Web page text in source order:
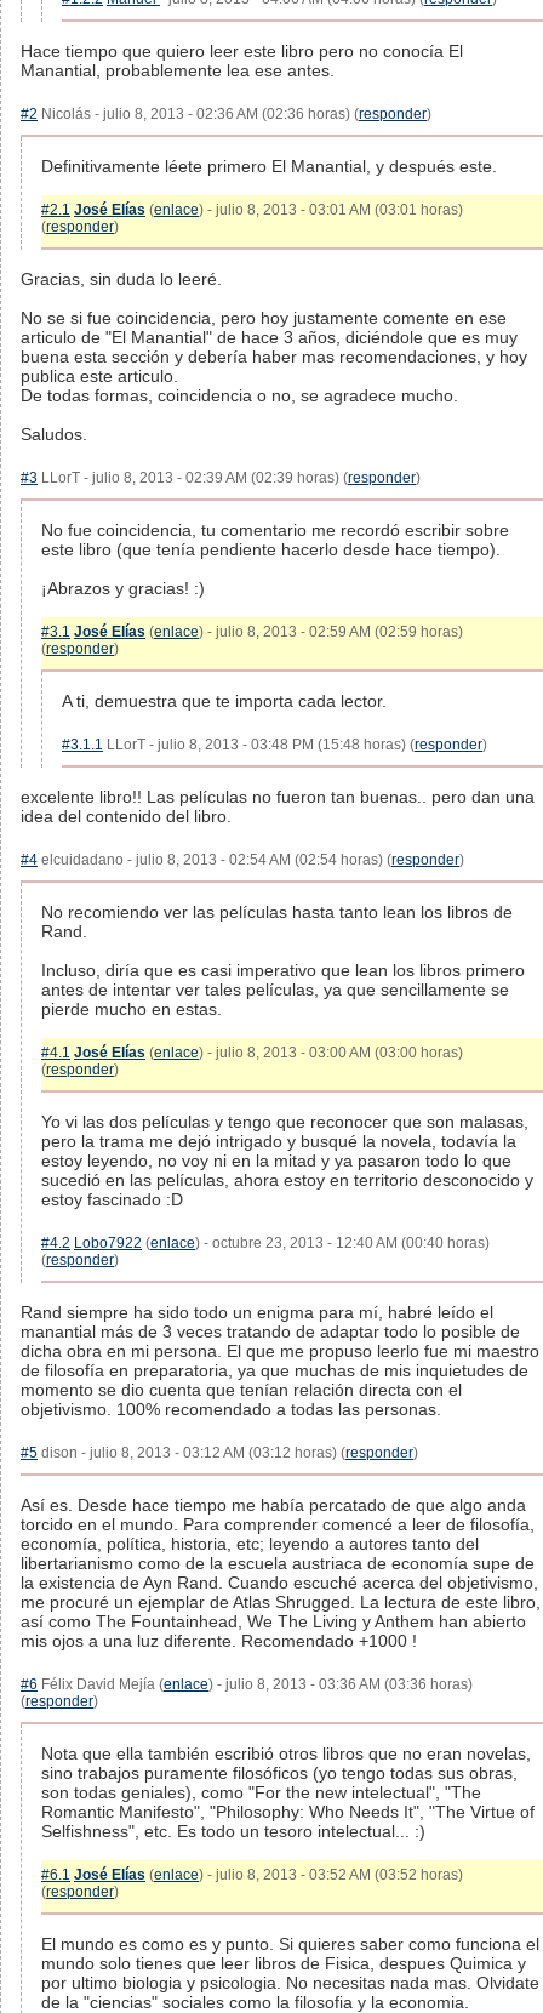
Hace tiempo que quiero leer este libro pero no conocía El
Manantial, probablemente lea ese antes.
#2 Nicolás - julio 8, 2013 - 02:36 AM (02:36 horas) (responder)
Definitivamente léete primero El Manantial, y después este.
#2.1 José Elías (enlace) - julio 8, 2013 - 03:01 AM (03:01 horas)
(responder)
Gracias, sin duda lo leeré.
No se si fue coincidencia, pero hoy justamente comente en ese
articulo de "El Manantial" de hace 3 años, diciéndole que es muy
buena esta sección y debería haber mas recomendaciones, y hoy
publica este articulo.
De todas formas, coincidencia o no, se agradece mucho.
Saludos.
#3 LLorT - julio 8, 2013 - 02:39 AM (02:39 horas) (responder)
No fue coincidencia, tu comentario me recordó escribir sobre
este libro (que tenía pendiente hacerlo desde hace tiempo).
¡Abrazos y gracias! :)
#3.1 José Elías (enlace) - julio 8, 2013 - 02:59 AM (02:59 horas)
(responder)
A ti, demuestra que te importa cada lector.
#3.1.1 LLorT - julio 8, 2013 - 03:48 PM (15:48 horas) (responder)
excelente libro!! Las películas no fueron tan buenas.. pero dan una
idea del contenido del libro.
#4 elcuidadano - julio 8, 2013 - 02:54 AM (02:54 horas) (responder)
No recomiendo ver las películas hasta tanto lean los libros de
Rand.
Incluso, diría que es casi imperativo que lean los libros primero
antes de intentar ver tales películas, ya que sencillamente se
pierde mucho en estas.
#4.1 José Elías (enlace) - julio 8, 2013 - 03:00 AM (03:00 horas)
(responder)
Yo vi las dos películas y tengo que reconocer que son malasas,
pero la trama me dejó intrigado y busqué la novela, todavía la
estoy leyendo, no voy ni en la mitad y ya pasaron todo lo que
sucedió en las películas, ahora estoy en territorio desconocido y
estoy fascinado :D
#4.2 Lobo7922 (enlace) - octubre 23, 2013 - 12:40 AM (00:40 horas)
(responder)
Rand siempre ha sido todo un enigma para mí, habré leído el
manantial más de 3 veces tratando de adaptar todo lo posible de
dicha obra en mi persona. El que me propuso leerlo fue mi maestro
de filosofía en preparatoria, ya que muchas de mis inquietudes de
momento se dio cuenta que tenían relación directa con el
objetivismo. 100% recomendado a todas las personas.
#5 dison - julio 8, 2013 - 03:12 AM (03:12 horas) (responder)
Así es. Desde hace tiempo me había percatado de que algo anda
torcido en el mundo. Para comprender comencé a leer de filosofía,
economía, política, historia, etc; leyendo a autores tanto del
libertarianismo como de la escuela austriaca de economía supe de
la existencia de Ayn Rand. Cuando escuché acerca del objetivismo,
me procuré un ejemplar de Atlas Shrugged. La lectura de este libro,
así como The Fountainhead, We The Living y Anthem han abierto
mis ojos a una luz diferente. Recomendado +1000 !
#6 Félix David Mejía (enlace) - julio 8, 2013 - 03:36 AM (03:36 horas)
(responder)
Nota que ella también escribió otros libros que no eran novelas,
sino trabajos puramente filosóficos (yo tengo todas sus obras,
son todas geniales), como "For the new intelectual", "The
Romantic Manifesto", "Philosophy: Who Needs It", "The Virtue of
Selfishness", etc. Es todo un tesoro intelectual... :)
#6.1 José Elías (enlace) - julio 8, 2013 - 03:52 AM (03:52 horas)
(responder)
El mundo es como es y punto. Si quieres saber como funciona el
mundo solo tienes que leer libros de Fisica, despues Quimica y
por ultimo biologia y psicologia. No necesitas nada mas. Olvidate
de la "ciencias" sociales como la filosofia y la economia.